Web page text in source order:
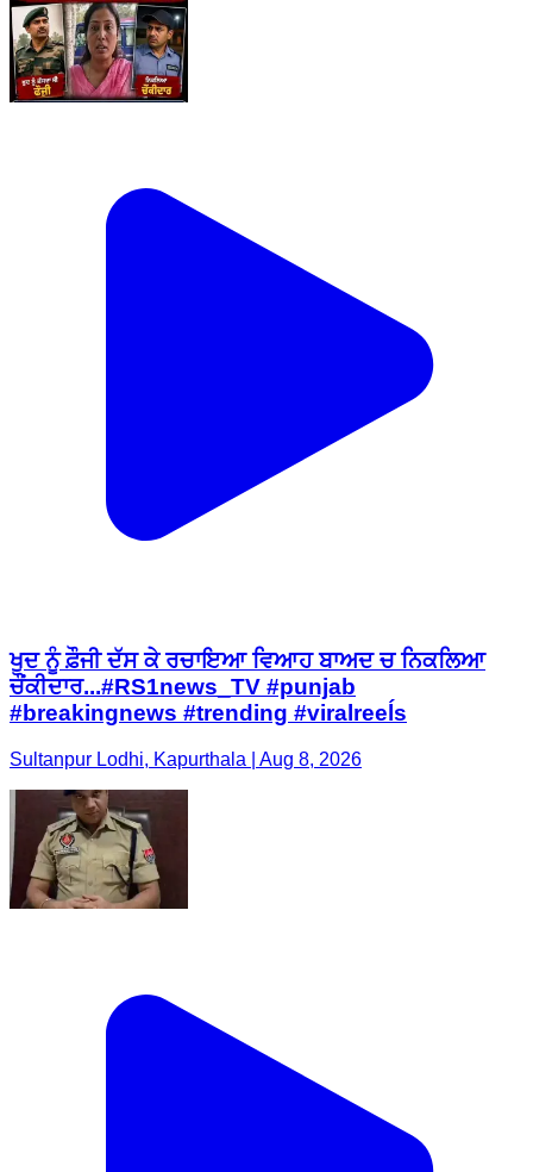
ਖੁਦ ਨੂੰ ਫ਼ੌਜੀ ਦੱਸ ਕੇ ਰਚਾਇਆ ਵਿਆਹ ਬਾਅਦ ਚ ਨਿਕਲਿਆ
ਚੌਂਕੀਦਾਰ...#RS1news_TV #punjab
#breakingnews #trending #viralreeĺs
Sultanpur Lodhi, Kapurthala | Aug 8, 2026